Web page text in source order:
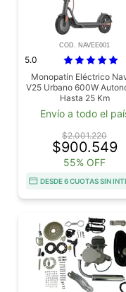
COD. NAVEE001
5.0
Monopatín Eléctrico
V25 Urbano 600W
Hasta 25 Km
Envío a todo el
$2.001.220
$900.549
55% OFF
DESDE 6 CUOTAS SIN